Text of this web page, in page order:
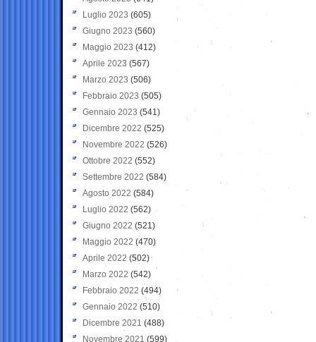
Luglio 2023 (605)
Giugno 2023 (560)
Maggio 2023 (412)
Aprile 2023 (567)
Marzo 2023 (506)
Febbraio 2023 (505)
Gennaio 2023 (541)
Dicembre 2022 (525)
Novembre 2022 (526)
Ottobre 2022 (552)
Settembre 2022 (584)
Agosto 2022 (584)
Luglio 2022 (562)
Giugno 2022 (521)
Maggio 2022 (470)
Aprile 2022 (502)
Marzo 2022 (542)
Febbraio 2022 (494)
Gennaio 2022 (510)
Dicembre 2021 (488)
Novembre 2021 (599)